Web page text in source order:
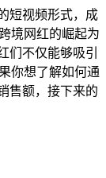
短视频形式，成
境网红的崛起为
们不仅能够吸引
你想了解如何通
售额，接下来的